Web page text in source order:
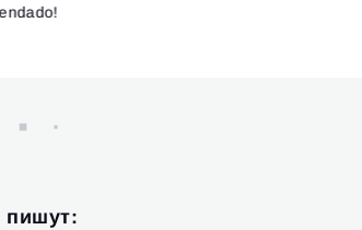
пишут: